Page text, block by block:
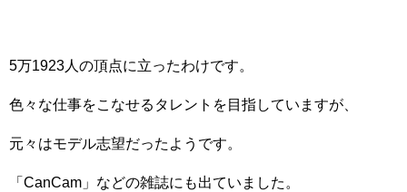
5万1923人の頂点に立ったわけです。
色々な仕事をこなせるタレントを目指していますが、
元々はモデル志望だったようです。
「CanCam」などの雑誌にも出ていました。